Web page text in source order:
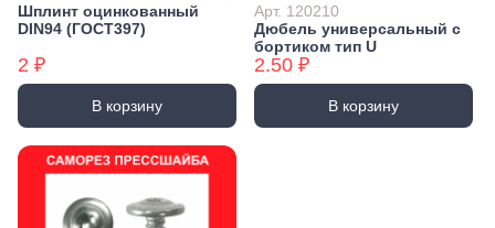
Шплинт оцинкованный
DIN94 (ГОСТ397)
2 ₽
В корзину
Арт. 120210
Дюбель универсальный с
бортиком тип U
2.50 ₽
В корзину